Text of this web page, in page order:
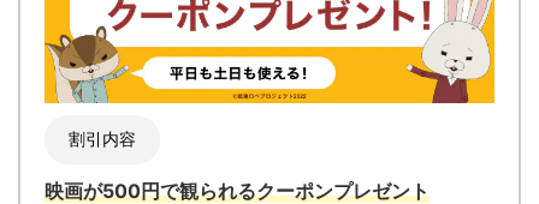
割引内容
映画が500円で観られるクーポンプレゼント